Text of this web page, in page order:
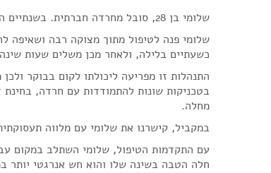
שלומי בן 28, סובל מחרדה חברתית. בשנתיים האחרונות הפסיק לעבוד ונמצא רב הזמן בבית.
שלומי פנה לטיפול מתוך מצוקה רבה ושאיפה
כשעתיים בלילה, ולאחר מכן משלים שעות
התנהלות זו מפריעה ליכולתו לקום בבוקר
בטכניקות שונות להתמודדות עם חרדה, בחינת
מחלה.
במקביל, קישרנו את שלומי עם מלווה
עם התקדמות הטיפול, שלומי השתלב במקום
חלה הטבה בשינה שלו והוא חש אנרגטי יותר